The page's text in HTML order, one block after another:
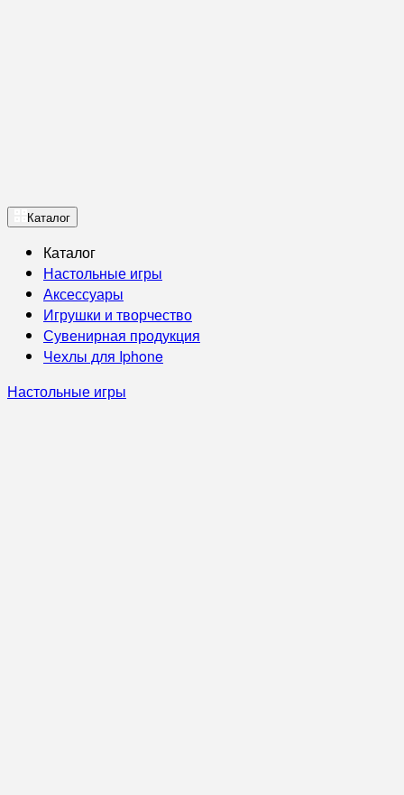
Каталог
Каталог
Настольные игры
Аксессуары
Игрушки и творчество
Сувенирная продукция
Чехлы для Iphone
Настольные игры